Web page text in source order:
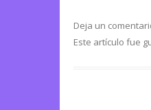
Deja un
Este artículo fue